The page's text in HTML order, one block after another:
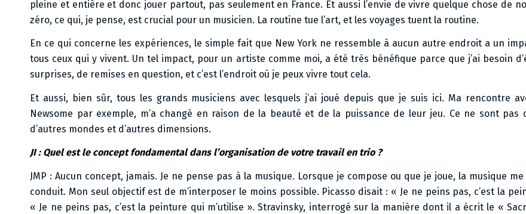
pleine et entière et donc jouer partout, pas seulement en France. Et aussi l’envie de vivre quelque chose de
zéro, ce qui, je pense, est crucial pour un musicien. La routine tue l’art, et les voyages tuent la routine.
En ce qui concerne les expériences, le simple fait que New York ne ressemble à aucun autre endroit a un
tous ceux qui y vivent. Un tel impact, pour un artiste comme moi, a été très bénéfique parce que j’ai besoin
surprises, de remises en question, et c’est l’endroit où je peux vivre tout cela.
Et aussi, bien sûr, tous les grands musiciens avec lesquels j’ai joué depuis que je suis ici. Ma rencontre
Newsome par exemple, m’a changé en raison de la beauté et de la puissance de leur jeu. Ce ne sont pas
d’autres mondes et d’autres dimensions.
JI : Quel est le concept fondamental dans l’organisation de votre travail en trio ?
JMP : Aucun concept, jamais. Je ne pense pas à la musique. Lorsque je compose ou que je joue, la musique
conduit. Mon seul objectif est de m’interposer le moins possible. Picasso disait : « Je ne peins pas, c’est la
« Je ne peins pas, c’est la peinture qui m’utilise ». Stravinsky, interrogé sur la manière dont il a écrit le «